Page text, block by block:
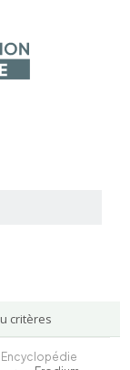
critères
Encyclopédie